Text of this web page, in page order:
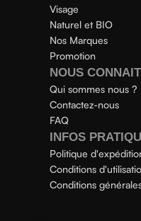
Visage
Naturel et BIO
Nos Marques
Promotion
NOUS
Qui sommes nous ?
Contactez-nous
FAQ
INFOS
Politique
Conditions
Conditions